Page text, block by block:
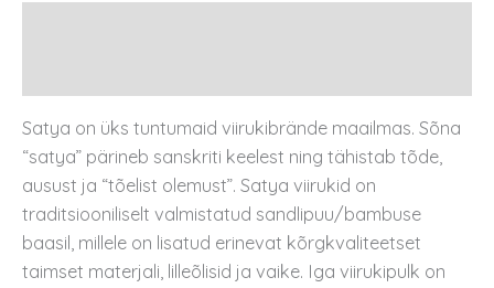
Satya on üks tuntumaid viirukibrände maailmas. Sõna
“satya” pärineb sanskriti keelest ning tähistab tõde,
ausust ja “tõelist olemust”. Satya viirukid on
traditsiooniliselt valmistatud sandlipuu/bambuse
baasil, millele on lisatud erinevat kõrgkvaliteetset
taimset materjali, lilleõlisid ja vaike. Iga viirukipulk on